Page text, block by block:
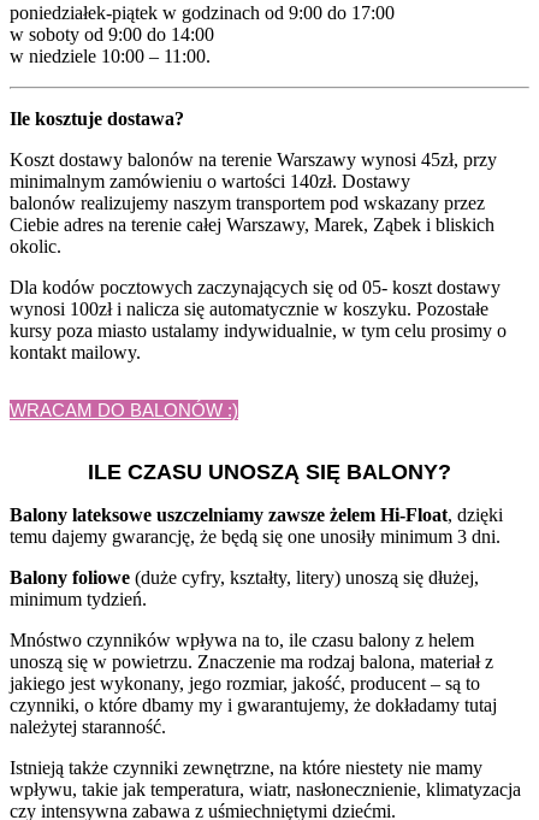
poniedziałek-piątek w godzinach od 9:00 do 17:00
w soboty od 9:00 do 14:00
w niedziele 10:00 – 11:00.
Ile kosztuje dostawa?
Koszt dostawy balonów na terenie Warszawy wynosi 45zł, przy
minimalnym zamówieniu o wartości 140zł. Dostawy
balonów realizujemy naszym transportem pod wskazany przez
Ciebie adres na terenie całej Warszawy, Marek, Ząbek i bliskich
okolic.
Dla kodów pocztowych zaczynających się od 05- koszt dostawy
wynosi 100zł i nalicza się automatycznie w koszyku. Pozostałe
kursy poza miasto ustalamy indywidualnie, w tym celu prosimy o
kontakt mailowy.
WRACAM DO BALONÓW :)
ILE CZASU UNOSZĄ SIĘ BALONY?
Balony lateksowe uszczelniamy zawsze żelem Hi-Float, dzięki
temu dajemy gwarancję, że będą się one unosiły minimum 3 dni.
Balony foliowe (duże cyfry, kształty, litery) unoszą się dłużej,
minimum tydzień.
Mnóstwo czynników wpływa na to, ile czasu balony z helem
unoszą się w powietrzu. Znaczenie ma rodzaj balona, materiał z
jakiego jest wykonany, jego rozmiar, jakość, producent – są to
czynniki, o które dbamy my i gwarantujemy, że dokładamy tutaj
należytej staranność.
Istnieją także czynniki zewnętrzne, na które niestety nie mamy
wpływu, takie jak temperatura, wiatr, nasłonecznienie, klimatyzacja
czy intensywna zabawa z uśmiechniętymi dziećmi.